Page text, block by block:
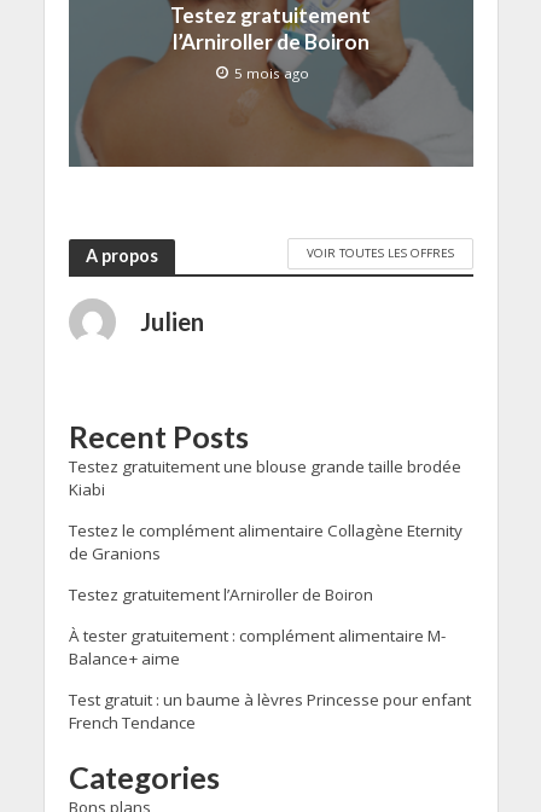
Testez gratuitement
l’Arniroller de Boiron
5 mois ago
A propos VOIR TOUTES LES OFFRES
Julien
Recent Posts
Testez gratuitement une blouse grande taille brodée
Kiabi
Testez le complément alimentaire Collagène Eternity
de Granions
Testez gratuitement l’Arniroller de Boiron
À tester gratuitement : complément alimentaire M-
Balance+ aime
Test gratuit : un baume à lèvres Princesse pour enfant
French Tendance
Categories
Bons plans